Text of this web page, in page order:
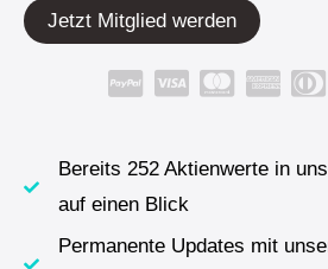
Jetzt Mitglied werden
Bereits 252 Aktienwerte in
auf einen Blick
Permanente Updates mit